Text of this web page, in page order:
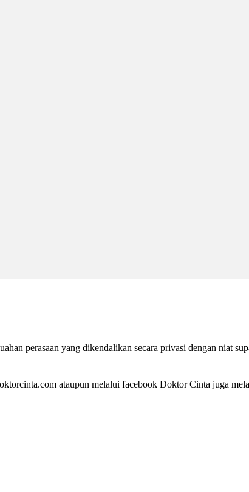
perasaan yang dikendalikan secara privasi dengan niat
ataupun melalui facebook Doktor Cinta juga